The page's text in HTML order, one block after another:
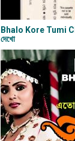
Bhalo Kore Tumi
দেখো